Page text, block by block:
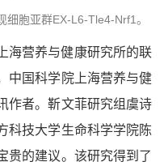
胞亚群EX-L6-Tle4-Nrf1。
海营养与健康研究所的联
中国科学院上海营养与健
作者。靳文菲研究组虞诗
科技大学生命科学学院陈
贵的建议。该研究得到了